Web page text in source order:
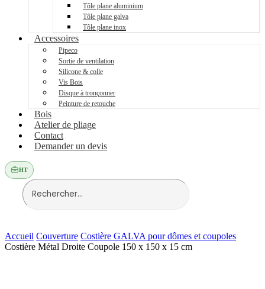
Tôle plane aluminium
Tôle plane galva
Tôle plane inox
Accessoires
Pipeco
Sortie de ventilation
Silicone & colle
Vis Bois
Disque à tronçonner
Peinture de retouche
Bois
Atelier de pliage
Contact
Demander un devis
HT
Accueil Couverture Costière GALVA pour dômes et coupoles
Costière Métal Droite Coupole 150 x 150 x 15 cm